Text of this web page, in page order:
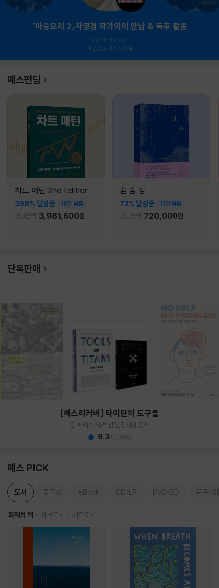
『마음요리 2』차영경 작가와의 만남 & 독후 활동
2026.09.05.
예스24 강서NC점
예스펀딩
차트 패턴 2nd Edition
398% 달성중 10일 남음
펀딩금액 3,981,600원
쉼 숨 섬
72% 달성중 11일 남음
펀딩금액 720,000원
단독판매
[예스리커버] 타이탄의 도구들
팀 페리스 저/박선령,정지현 공역
9.3 (1,396)
예스 PICK
도서 중고샵 eBook CD/LP DVD/BD 문구/
화제의 책 외국도서 세트도서